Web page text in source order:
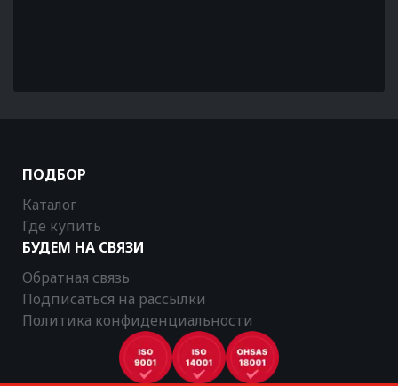
ПОДБОР
Каталог
Где купить
БУДЕМ НА СВЯЗИ
Обратная связь
Подписаться на рассылки
Политика конфиденциальности